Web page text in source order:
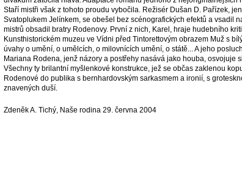
Staří mistři však z tohoto proudu vybočila. Režisér Dušan D. Pařízek,
Svatoplukem Jelínkem, se obešel bez scénografických efektů a vsadil
mistrů obsadil bratry Rodenovy. První z nich, Karel, hraje hudebního
Kunsthistorickém muzeu ve Vídni před Tintorettovým obrazem Muž s
úvahy o umění, o umělcích, o milovnících umění, o státě... A jeho
Mariana Rodena, jenž názory a postřehy nasává jako houba, osvojuje
Všechny ty brilantní myšlenkové konstrukce, jež se občas zaklenou
Rodenové do publika s bernhardovským sarkasmem a ironií, s
znavených duší.
Zdeněk A. Tichý, Naše rodina 29. června 2004